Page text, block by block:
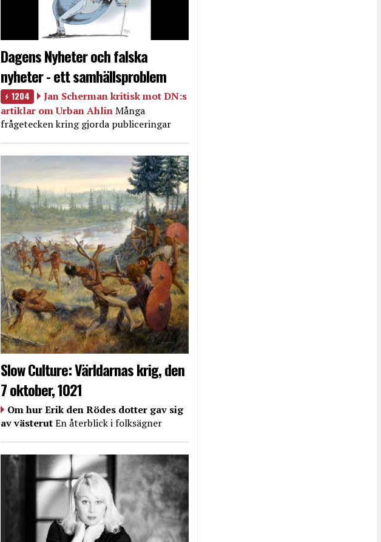
Dagens Nyheter och falska
nyheter - ett samhällsproblem
1204
Jan Scherman kritisk mot DN:s
artiklar om Urban AhlinMånga
frågetecken kring gjorda publiceringar
Slow Culture: Världarnas krig, den
7 oktober, 1021
Om hur Erik den Rödes dotter gav sig
av västerutEn återblick i folksägner